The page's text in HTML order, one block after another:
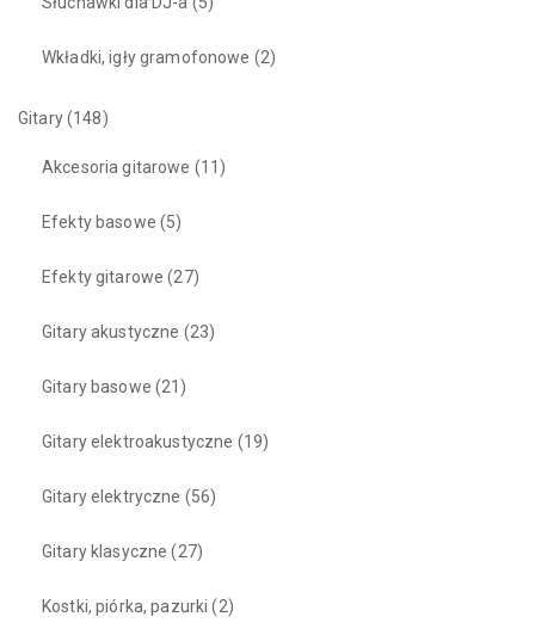
Wkładki, igły gramofonowe (2)
Gitary(148)
Akcesoria gitarowe (11)
Efekty basowe (5)
Efekty gitarowe (27)
Gitary akustyczne (23)
Gitary basowe (21)
Gitary elektroakustyczne (19)
Gitary elektryczne (56)
Gitary klasyczne (27)
Kostki, piórka, pazurki (2)